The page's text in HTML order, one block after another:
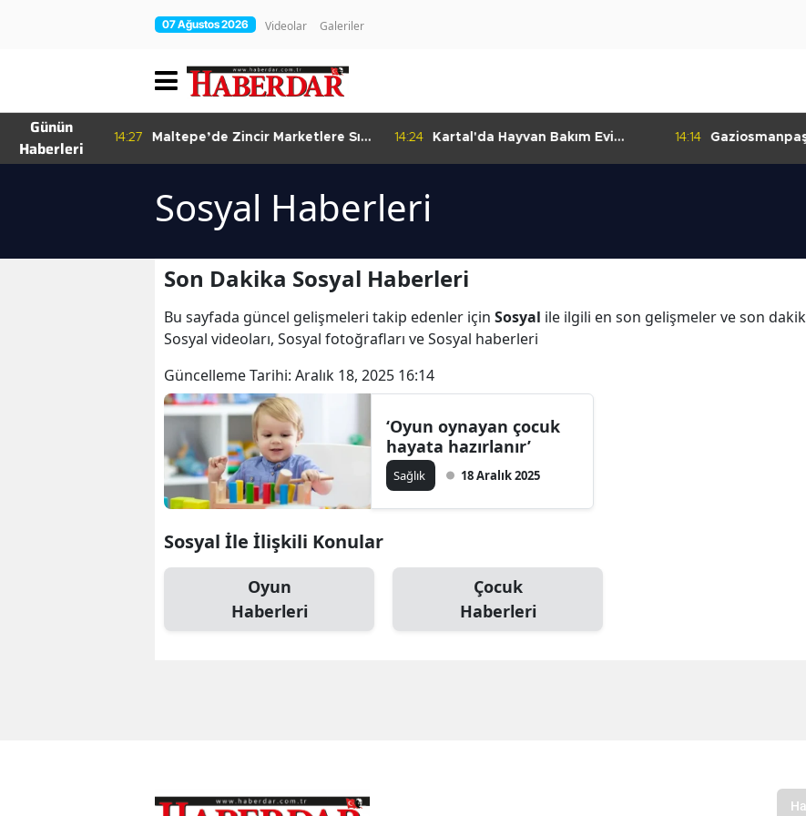
07 Ağustos 2026 Videolar Galeriler
Günün
Haberleri
14:27
Maltepe’de Zincir Marketlere Sıkı
14:24
Kartal'da Hayvan Bakım Evi
14:14
Sosyal Haberleri
Son Dakika Sosyal Haberleri
Bu sayfada güncel gelişmeleri takip edenler için Sosyal ile ilgili en son gelişmeler ve son
Sosyal videoları, Sosyal fotoğrafları ve Sosyal haberleri
Güncelleme Tarihi: Aralık 18, 2025 16:14
‘Oyun oynayan çocuk
hayata hazırlanır’
Sağlık 18 Aralık 2025
Sosyal İle İlişkili Konular
Oyun
Haberleri
Çocuk
Haberleri